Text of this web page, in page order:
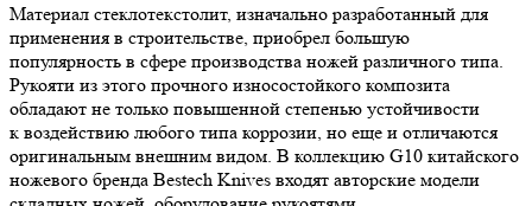
Материал стеклотекстолит, изначально разработанный для
применения в строительстве, приобрел большую
популярность в сфере производства ножей различного типа.
Рукояти из этого прочного износостойкого композита
обладают не только повышенной степенью устойчивости
к воздействию любого типа коррозии, но еще и отличаются
оригинальным внешним видом. В коллекцию G10 китайского
ножевого бренда Bestech Knives входят авторские модели